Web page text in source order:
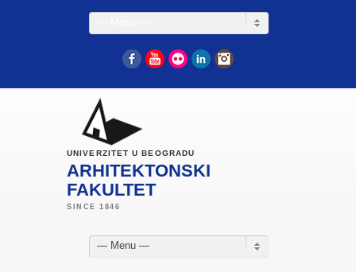
FacebookYouTube
Flickr LinkedIn
UNIVERZITET U BEOGRADU
ARHITEKTONSKI
FAKULTET
— Menu —